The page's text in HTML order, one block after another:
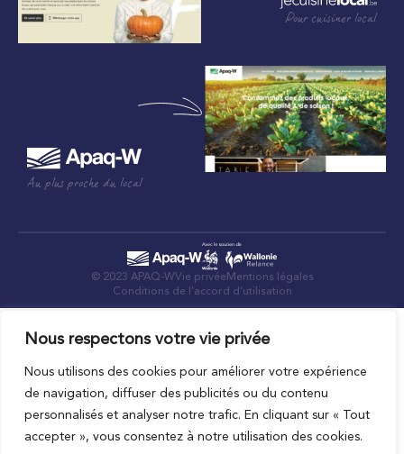
Nous respectons votre vie privée
Nous utilisons des cookies pour améliorer votre expérience
de navigation, diffuser des publicités ou du contenu
personnalisés et analyser notre trafic. En cliquant sur « Tout
accepter », vous consentez à notre utilisation des cookies.
Pour cuisiner local
Au plus proche du local
© 2023 APAQ-WVie privée Mentions légales
Conditions de l’accord d’utilisation